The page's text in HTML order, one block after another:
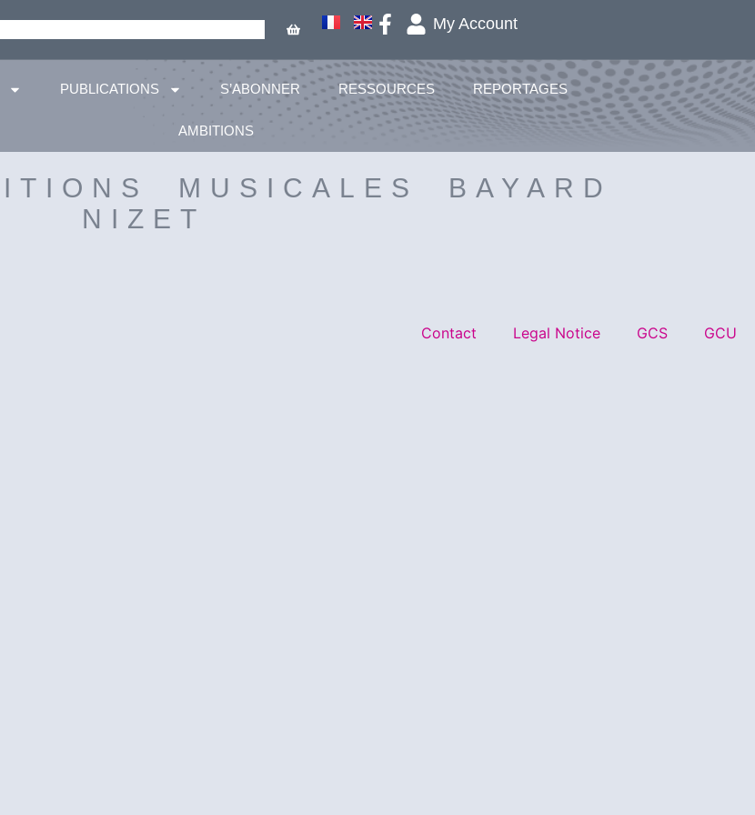
My Account
PUBLICATIONS S’ABONNER RESSOURCES REPORTAGES
AMBITIONS
MUSICALES BAYARD
NIZET
Contact Legal Notice GCS GCU